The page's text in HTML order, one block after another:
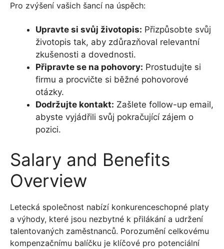
Pro zvýšení vašich šancí na úspěch:
Upravte si svůj životopis: Přizpůsobte svůj
životopis tak, aby zdůrazňoval relevantní
zkušenosti a dovednosti.
Připravte se na pohovory: Prostudujte si
firmu a procvičte si běžné pohovorové
otázky.
Dodržujte kontakt: Zašlete follow-up email,
abyste vyjádřili svůj pokračující zájem o
pozici.
Salary and Benefits
Overview
Letecká společnost nabízí konkurenceschopné platy
a výhody, které jsou nezbytné k přilákání a udržení
talentovaných zaměstnanců. Porozumění celkovému
kompenzačnímu balíčku je klíčové pro potenciální